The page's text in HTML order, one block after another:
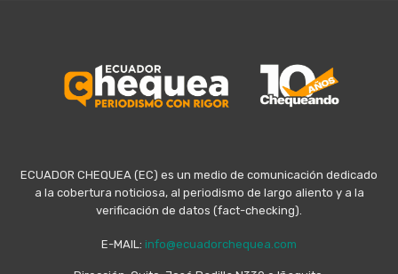
ECUADOR CHEQUEA (EC) es un medio de comunicación dedicado
a la cobertura noticiosa, al periodismo de largo aliento y a la
verificación de datos (fact-checking).
E-MAIL: info@ecuadorchequea.com